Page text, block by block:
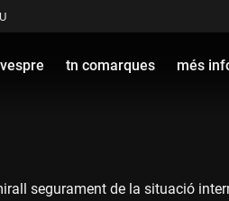
tn comarques més
segurament de la situació